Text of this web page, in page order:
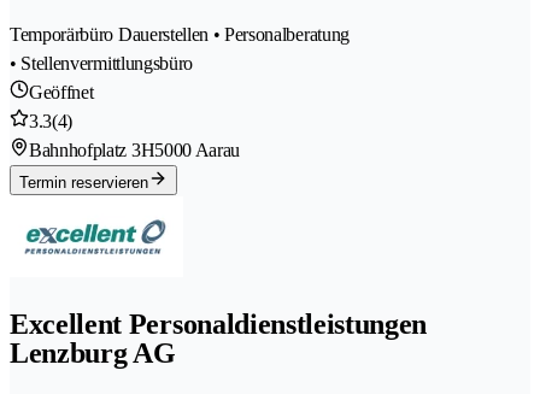
Temporärbüro Dauerstellen • Personalberatung
• Stellenvermittlungsbüro
Geöffnet
3.3(4)
Bahnhofplatz 3H5000 Aarau
Termin reservieren
Excellent Personaldienstleistungen
Lenzburg AG